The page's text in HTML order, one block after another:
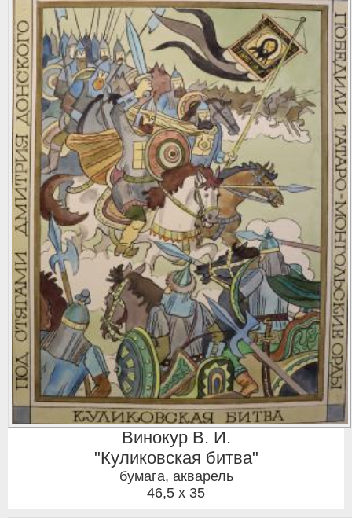
Винокур В. И.
"Куликовская битва"
бумага, акварель
46,5 x 35